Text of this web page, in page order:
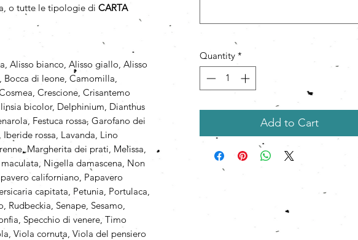
o tutte le tipologie di CARTA
Alisso bianco, Alisso giallo, Alisso
di leone, Camomilla,
Crescione, Crisantemo
bicolor, Delphinium, Dianthus
Festuca rossa, Garofano dei
rossa, Lavanda, Lino
Margherita dei prati, Melissa,
Nigella damascena, Non
californiano, Papavero
capitata, Petunia, Portulaca,
Rudbeckia, Senape, Sesamo,
Specchio di venere, Timo
Viola cornuta, Viola del pensiero
Quantity *
Add to Cart